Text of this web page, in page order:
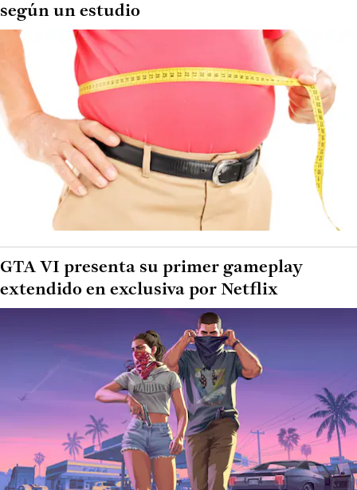
según un estudio
GTA VI presenta su primer gameplay
extendido en exclusiva por Netflix